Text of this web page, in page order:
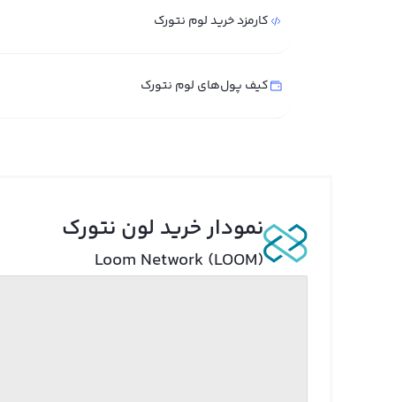
کارمزد خرید لوم نتورک
کیف پول‌های لوم نتورک
نمودار خرید لون نتورک
Loom Network (LOOM)